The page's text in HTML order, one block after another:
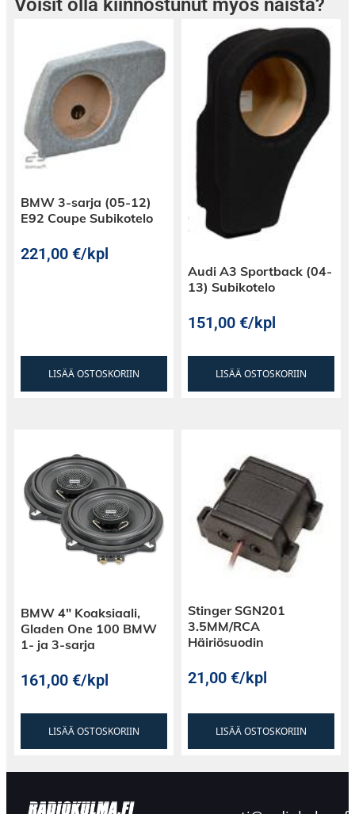
Voisit olla kiinnostunut myös näistä?
BMW 3-sarja (05-12)
E92 Coupe Subikotelo
221,00€/kpl
LISÄÄ OSTOSKORIIN
Audi A3 Sportback (04-
13) Subikotelo
151,00€/kpl
LISÄÄ OSTOSKORIIN
BMW 4″ Koaksiaali,
Gladen One 100 BMW
1- ja 3-sarja
161,00€/kpl
LISÄÄ OSTOSKORIIN
Stinger SGN201
3.5MM/RCA
Häiriösuodin
21,00€/kpl
LISÄÄ OSTOSKORIIN